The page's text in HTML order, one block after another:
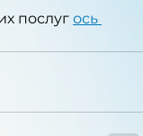
послуг ось